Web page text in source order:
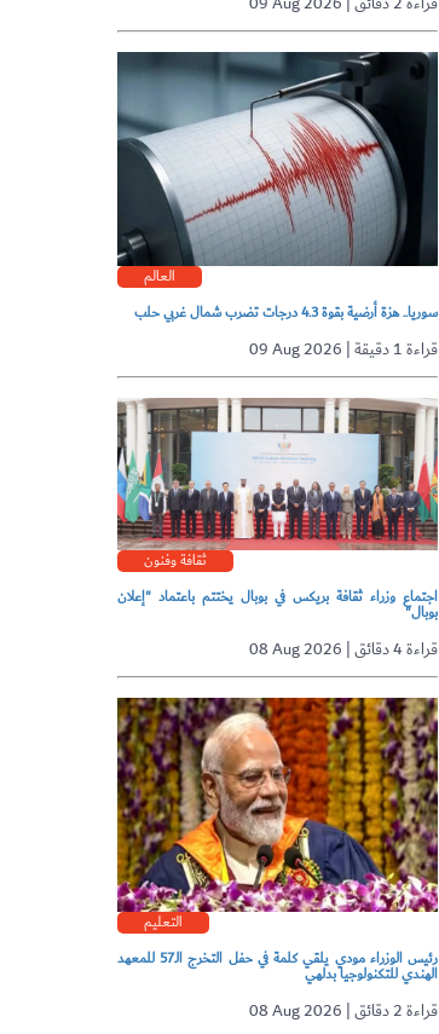
العالم
سوريا.. هزة أرضية بقوة 4.3 درجات تضرب شمال غربي حلب
09 Aug 2026 | قراءة 1 دقيقة
ثقافة وفنون
اجتماع وزراء ثقافة بريكس في بوبال يختتم باعتماد "إعلان
بوبال"
08 Aug 2026 | قراءة 4 دقائق
التعليم
رئيس الوزراء مودي يلقي كلمة في حفل التخرج الـ57 للمعهد
الهندي للتكنولوجيا بدلهي
08 Aug 2026 | قراءة 2 دقائق